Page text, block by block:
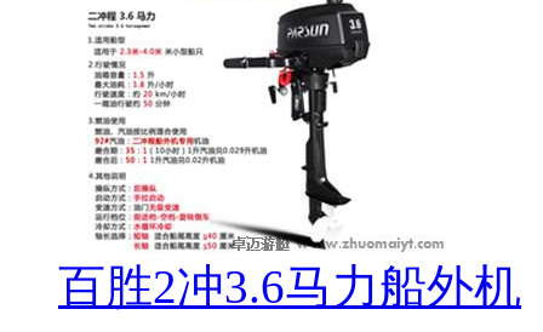
百胜2冲3.6马力船外机